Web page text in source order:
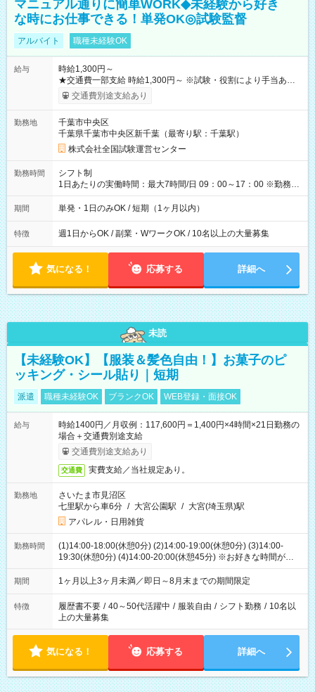
マニュアル通りに簡単WORK◆未経験から好き
な時にお仕事できる！単発OK◎試験監督
アルバイト 職種未経験OK
給与
時給1,300円～
★交通費一部支給 時給1,300円～ ※試験・役割により手当あり
※勤務回数により昇給あり 【即給（前払い）オプションあ
り！】 希望される場合、勤務から1週間ほどで給与の一部を受け
例】 ・河合塾模擬試験 8:30～17:30（休憩1時間） 時給1,300円
×8時間＝日収10,400円＋交通費 ※当日の役割により時給＋100
円の場合あり ・国家試験 7:00～13:30（休憩なし） 時給1,300
円（役割手当＋100円）×6時間＝日収8,400円＋交通費 【試用期
間】試用期間なし
交通費別途支給あり
勤務地
千葉市中央区
千葉県千葉市中央区新千葉（最寄り駅：千葉駅）
株式会社全国試験運営センター
勤務時間
シフト制
1日あたりの実働時間：最大7時間/日 09：00～17：00 ※勤務時
間は 試験により異なります。
期間 単発・1日のみOK / 短期（1ヶ月以内）
特徴 週1日からOK / 副業・WワークOK / 10名以上の大量募集
気になる！ 応募する 詳細へ
未読
【未経験OK】【服装＆髪色自由！】お菓子のピ
ッキング・シール貼り｜短期
派遣 職種未経験OK ブランクOK WEB登録・面接OK
給与
時給1400円／月収例：117,600円＝1,400円×4時間×21日勤務の
場合＋交通費別途支給
交通費別途支給あり
交通費 実費支給／当社規定あり。
勤務地
さいたま市見沼区
七里駅から車6分 / 大宮公園駅 / 大宮(埼玉県)駅
アパレル・日用雑貨
勤務時間
(1)14:00-18:00(休憩0分) (2)14:00-19:00(休憩0分) (3)14:00-
19:30(休憩0分) (4)14:00-20:00(休憩45分) ※お好きな時間が選べ
ます
期間 1ヶ月以上3ヶ月未満／即日～8月末までの期間限定
特徴 履歴書不要 / 40～50代活躍中 / 服装自由 / シフト勤務 / 10名以
上の大量募集
気になる！ 応募する 詳細へ